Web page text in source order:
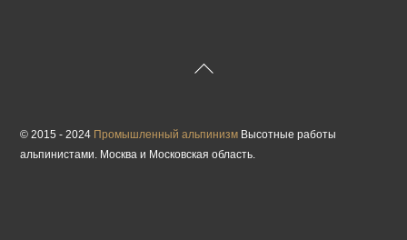
Back
© 2015 - 2024 Промышленный альпинизм Высотные работы
альпинистами. Москва и Московская область.